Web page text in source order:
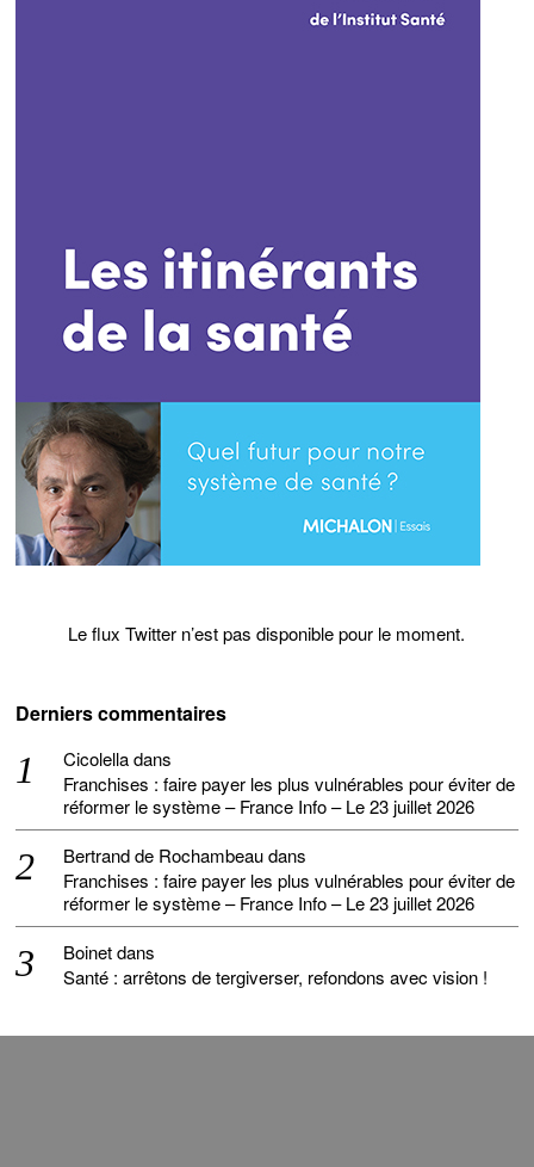
Le flux Twitter n’est pas disponible pour le moment.
Derniers commentaires
Cicolelladans
Franchises : faire payer les plus vulnérables pour éviter de
réformer le système – France Info – Le 23 juillet 2026
Bertrand de Rochambeaudans
Franchises : faire payer les plus vulnérables pour éviter de
réformer le système – France Info – Le 23 juillet 2026
Boinetdans
Santé : arrêtons de tergiverser, refondons avec vision !